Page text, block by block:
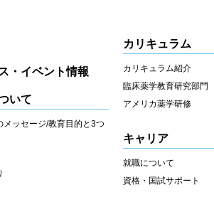
・イベント情報
いて
メッセージ/教育目的と3つ
カリキュラム
カリキュラム紹介
臨床薬学教育研究部門
アメリカ薬学研修
キャリア
就職について
資格・国試サポート